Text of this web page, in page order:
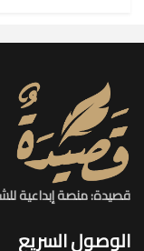
قصيدة: منصة إبداعية
الوصول السريع